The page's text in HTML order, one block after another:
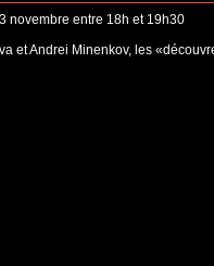
novembre entre 18h et 19h30
et Andrei Minenkov, les